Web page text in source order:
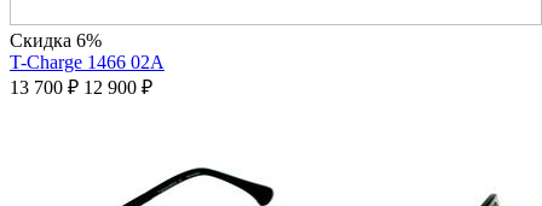
Скидка 6%
T-Charge 1466 02A
13 700 ₽ 12 900 ₽